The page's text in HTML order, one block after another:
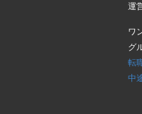
運
ワ
グ
転
中